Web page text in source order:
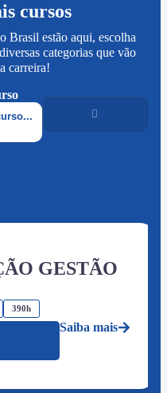
cursos
Brasil estão aqui, escolha
categorias que vão
carreira!
GESTÃO
390h
Saiba mais